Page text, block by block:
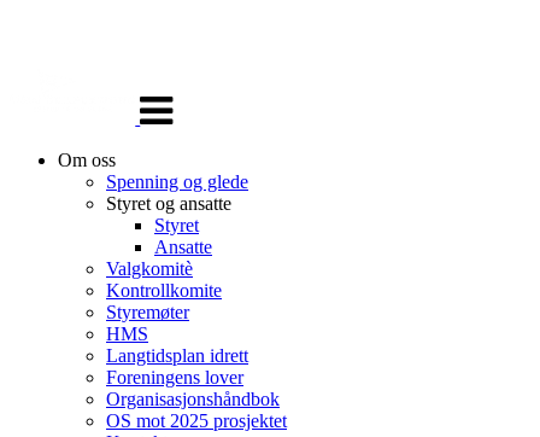
navigasjon
Om oss
Spenning og glede
Styret og ansatte
Styret
Ansatte
Valgkomitè
Kontrollkomite
Styremøter
HMS
Langtidsplan idrett
Foreningens lover
Organisasjonshåndbok
OS mot 2025 prosjektet